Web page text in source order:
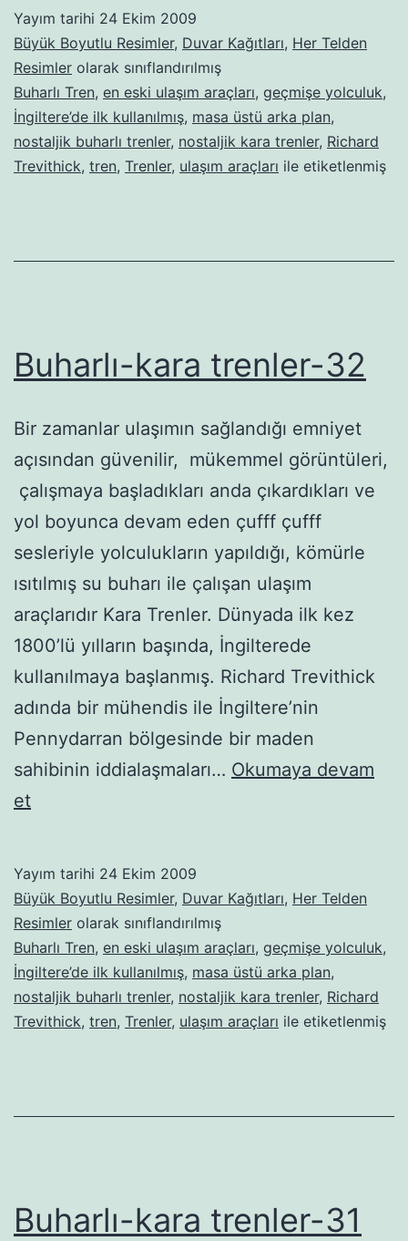
33
Yayım tarihi 24 Ekim 2009
Büyük Boyutlu Resimler, Duvar Kağıtları, Her Telden
Resimler olarak sınıflandırılmış
Buharlı Tren, en eski ulaşım araçları, geçmişe yolculuk,
İngiltere’de ilk kullanılmış, masa üstü arka plan,
nostaljik buharlı trenler, nostaljik kara trenler, Richard
Trevithick, tren, Trenler, ulaşım araçları ile etiketlenmiş
Buharlı-kara trenler-32
Bir zamanlar ulaşımın sağlandığı emniyet
açısından güvenilir, mükemmel görüntüleri,
çalışmaya başladıkları anda çıkardıkları ve
yol boyunca devam eden çufff çufff
sesleriyle yolculukların yapıldığı, kömürle
ısıtılmış su buharı ile çalışan ulaşım
araçlarıdır Kara Trenler. Dünyada ilk kez
1800’lü yılların başında, İngilterede
kullanılmaya başlanmış. Richard Trevithick
adında bir mühendis ile İngiltere’nin
Pennydarran bölgesinde bir maden
sahibinin iddialaşmaları… Okumaya devam
etBuharlı-
32
Yayım tarihi 24 Ekim 2009
Büyük Boyutlu Resimler, Duvar Kağıtları, Her Telden
Resimler olarak sınıflandırılmış
Buharlı Tren, en eski ulaşım araçları, geçmişe yolculuk,
İngiltere’de ilk kullanılmış, masa üstü arka plan,
nostaljik buharlı trenler, nostaljik kara trenler, Richard
Trevithick, tren, Trenler, ulaşım araçları ile etiketlenmiş
Buharlı-kara trenler-31